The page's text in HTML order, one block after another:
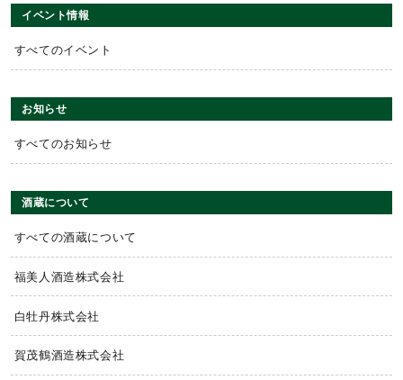
イベント情報
すべてのイベント
お知らせ
すべてのお知らせ
酒蔵について
すべての酒蔵について
福美人酒造株式会社
白牡丹株式会社
賀茂鶴酒造株式会社